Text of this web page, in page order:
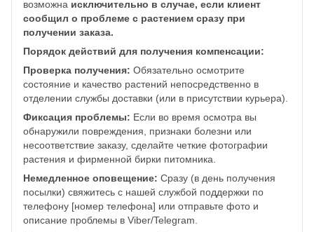
возможна исключительно в случае, если клиент
сообщил о проблеме с растением сразу при
получении заказа.
Порядок действий для получения компенсации:
Проверка получения: Обязательно осмотрите
состояние и качество растений непосредственно в
отделении службы доставки (или в присутствии курьера).
Фиксация проблемы: Если во время осмотра вы
обнаружили повреждения, признаки болезни или
несоответствие заказу, сделайте четкие фотографии
растения и фирменной бирки питомника.
Немедленное оповещение: Сразу (в день получения
посылки) свяжитесь с нашей службой поддержки по
телефону [номер телефона] или отправьте фото и
описание проблемы в Viber/Telegram.